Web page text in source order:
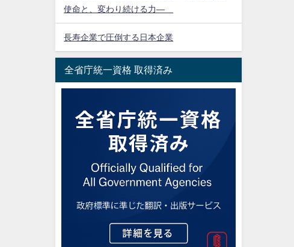
使命と、変わり続ける力―
長寿企業で圧倒する日本企業
全省庁統一資格 取得済み